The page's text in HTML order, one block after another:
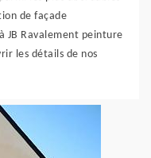
de façade
JB Ravalement peinture
les détails de nos